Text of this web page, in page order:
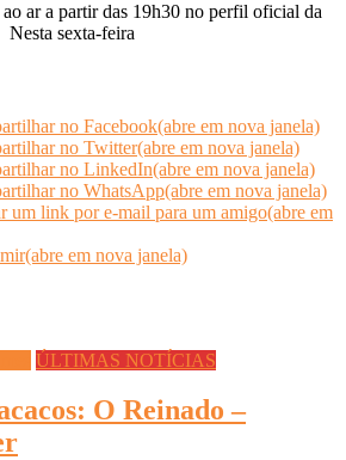
ar a partir das 19h30 no perfil oficial da
sexta-feira
no Facebook(abre em nova janela)
no Twitter(abre em nova janela)
no LinkedIn(abre em nova janela)
no WhatsApp(abre em nova janela)
um link por e-mail para um amigo(abre em
em nova janela)
ÚLTIMAS NOTÍCIAS
O Reinado –